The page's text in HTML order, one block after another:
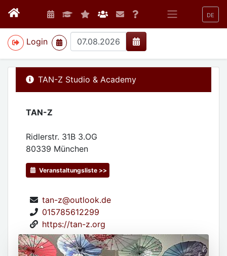
DE
Login
>
TAN-Z Studio & Academy
TAN-Z
Ridlerstr. 31B 3.OG
80339 München
Veranstaltungsliste >>
tan-z@outlook.de
015785612299
https://tan-z.org